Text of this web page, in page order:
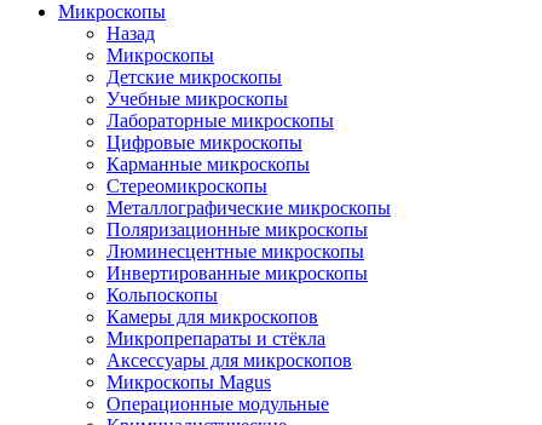
Микроскопы
Назад
Микроскопы
Детские микроскопы
Учебные микроскопы
Лабораторные микроскопы
Цифровые микроскопы
Карманные микроскопы
Стереомикроскопы
Металлографические микроскопы
Поляризационные микроскопы
Люминесцентные микроскопы
Инвертированные микроскопы
Кольпоскопы
Камеры для микроскопов
Микропрепараты и стёкла
Аксессуары для микроскопов
Микроскопы Magus
Операционные модульные